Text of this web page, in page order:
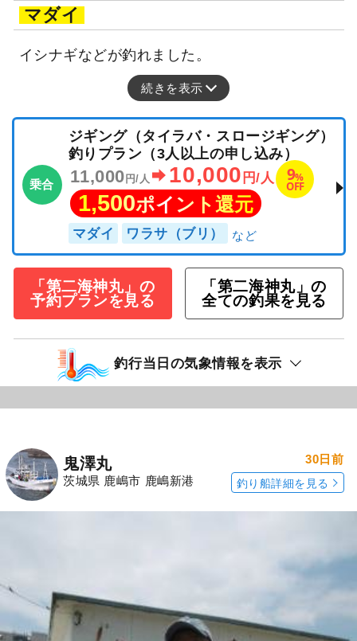
マダイ
イシナギなどが釣れました。
続きを表示
乗合
ジギング（タイラバ・スロージギング）
釣りプラン（3人以上の申し込み）
11,000 円/人 10,000 円/人 9%
OFF
1,500ポイント還元
マダイ ワラサ（ブリ）
「第二海神丸」の
予約プランを見る
「第二海神丸」の
全ての釣果を見る
釣行当日の気象情報を表示
鬼澤丸
茨城県 鹿嶋市 鹿嶋新港
30日前
釣り船詳細を見る